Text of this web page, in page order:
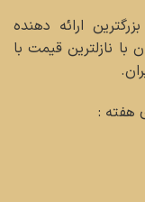
ارائه دهنده
با نازلترین قیمت با